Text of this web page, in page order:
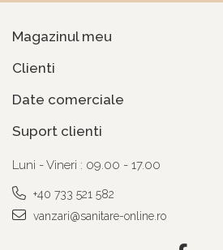
Magazinul meu
Clienti
Date comerciale
Suport clienti
Luni - Vineri : 09.00 - 17.00
+40 733 521 582
vanzari@sanitare-online.ro